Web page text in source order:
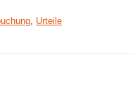
Urteile